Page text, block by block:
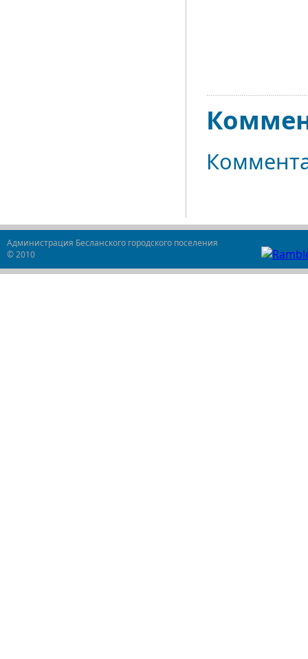
Администрация Бесланского городского поселения
© 2010